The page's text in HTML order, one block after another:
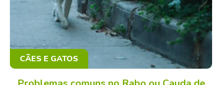
CÃES E GATOS